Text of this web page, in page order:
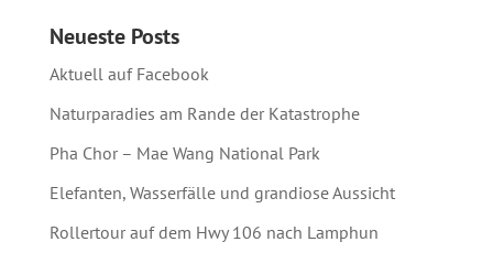
Neueste Posts
Aktuell auf Facebook
Naturparadies am Rande der Katastrophe
Pha Chor – Mae Wang National Park
Elefanten, Wasserfälle und grandiose Aussicht
Rollertour auf dem Hwy 106 nach Lamphun